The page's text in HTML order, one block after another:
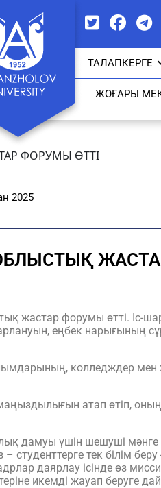
ТАЛАПКЕРГЕ
ЖОҒАРЫ
ФОРУМЫ ӨТТІ
2025
жастар форумы өтті. Іс-
еңбек нарығының
колледждер
атап өтіп,
дамуы үшін шешуші мәнге
тек білім
даярлау ісінде өз
икемді жауап беруге